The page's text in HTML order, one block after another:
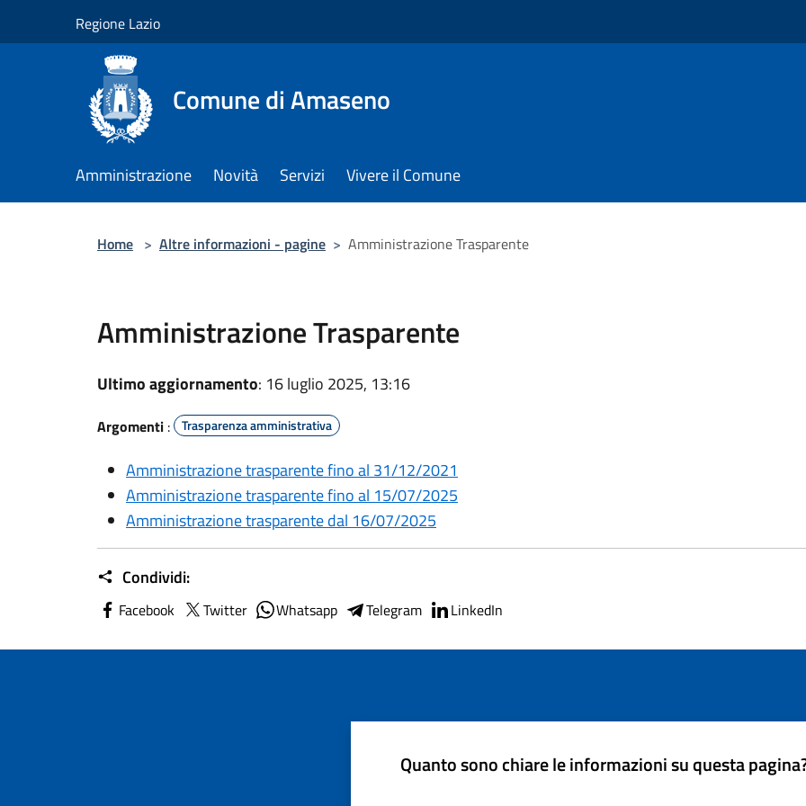
Regione Lazio
Comune di Amaseno
Amministrazione Novità Servizi Vivere il Comune
Home > Altre informazioni - pagine > Amministrazione Trasparente
Amministrazione Trasparente
Ultimo aggiornamento: 16 luglio 2025, 13:16
Argomenti : Trasparenza amministrativa
Amministrazione trasparente fino al 31/12/2021
Amministrazione trasparente fino al 15/07/2025
Amministrazione trasparente dal 16/07/2025
Condividi:
Facebook Twitter Whatsapp Telegram LinkedIn
Quanto sono chiare le informazioni su questa